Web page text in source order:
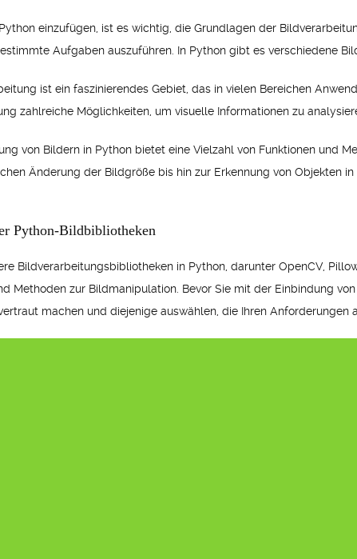
einzufügen, ist es wichtig, die Grundlagen der
Aufgaben auszuführen. In Python gibt es verschiedene
ist ein faszinierendes Gebiet, das in vielen Bereichen
zahlreiche Möglichkeiten, um visuelle Informationen zu
von Bildern in Python bietet eine Vielzahl von Funktionen und
Änderung der Bildgröße bis hin zur Erkennung von Objekten
Python-Bildbibliotheken
Bildverarbeitungsbibliotheken in Python, darunter OpenCV,
Methoden zur Bildmanipulation. Bevor Sie mit der Einbindung
machen und diejenige auswählen, die Ihren Anforderungen